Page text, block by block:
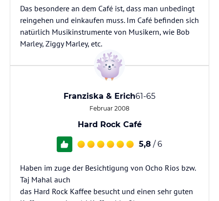
Das besondere an dem Café ist, dass man unbedingt
reingehen und einkaufen muss. Im Café befinden sich
natürlich Musikinstrumente von Musikern, wie Bob
Marley, Ziggy Marley, etc.
Franziska & Erich61-65
Februar 2008
Hard Rock Café
5,8 / 6
Haben im zuge der Besichtigung von Ocho Rios bzw.
Taj Mahal auch
das Hard Rock Kaffee besucht und einen sehr guten